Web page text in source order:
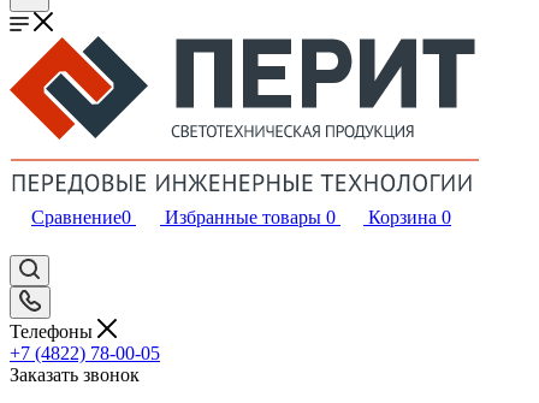
Сравнение0 Избранные товары 0 Корзина 0
Телефоны
+7 (4822) 78-00-05
Заказать звонок